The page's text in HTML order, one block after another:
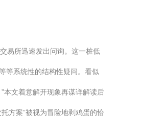
易所迅速发出问询。这一桩低
等系统性的结构性疑问。看似
文着意解开现象再谋详解读后
方案”被视为冒险地剥鸡蛋的恰